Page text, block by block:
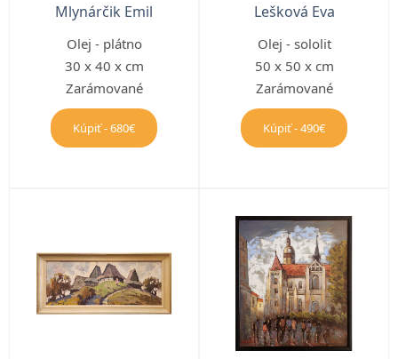
Mlynárčik Emil
Olej - plátno
30 x 40 x cm
Zarámované
Kúpiť - 680€
Lešková Eva
Olej - sololit
50 x 50 x cm
Zarámované
Kúpiť - 490€